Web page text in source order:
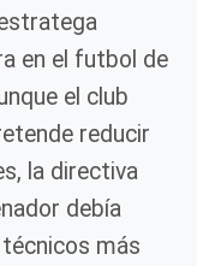
en el futbol de
el club
reducir
la directiva
debía
más